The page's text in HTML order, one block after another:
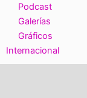
Podcast
Galerías
Gráficos
Internacional